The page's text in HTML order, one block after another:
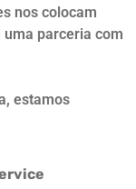
nos colocam
parceria com
estamos